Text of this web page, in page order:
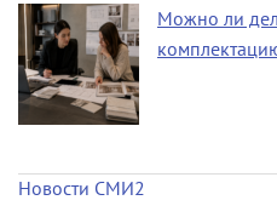
Можно ли
Новости СМИ2